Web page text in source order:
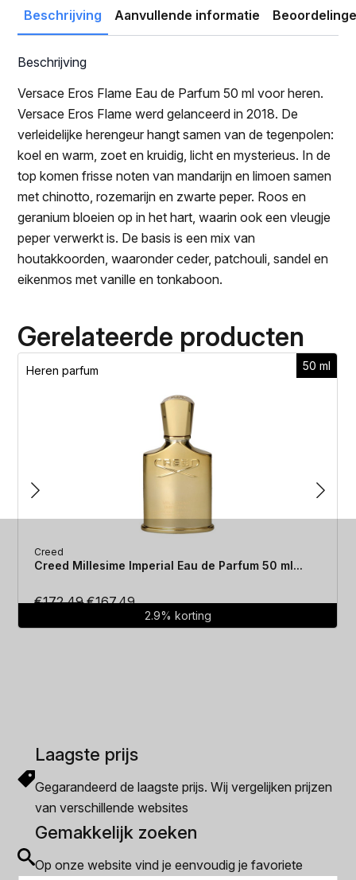
Beschrijving Aanvullende informatie
Beschrijving
Versace Eros Flame Eau de Parfum 50 ml voor heren.
Versace Eros Flame werd gelanceerd in 2018. De
verleidelijke herengeur hangt samen van de tegenpolen:
koel en warm, zoet en kruidig, licht en mysterieus. In de
top komen frisse noten van mandarijn en limoen samen
met chinotto, rozemarijn en zwarte peper. Roos en
geranium bloeien op in het hart, waarin ook een vleugje
peper verwerkt is. De basis is een mix van
houtakkoorden, waaronder ceder, patchouli, sandel en
eikenmos met vanille en tonkaboon.
Gerelateerde producten
50 ml
Heren parfum
Creed
Creed Millesime Imperial Eau de Parfum 50 ml...
€172.49Oorspronkelijke
€167.49Huidige
prijs
2.9% korting
Laagste prijs
Gegarandeerd de laagste prijs. Wij vergelijken prijzen
van verschillende websites
Gemakkelijk zoeken
Op onze website vind je eenvoudig je favoriete